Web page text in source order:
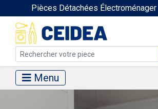
Pièces Détachées Électroménager
Menu